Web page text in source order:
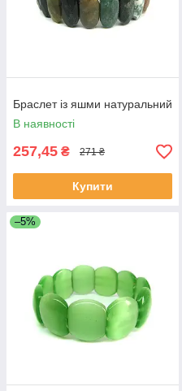
Браслет із яшми натуральний
В наявності
257,45 ₴ 271 ₴
Купити
–5%